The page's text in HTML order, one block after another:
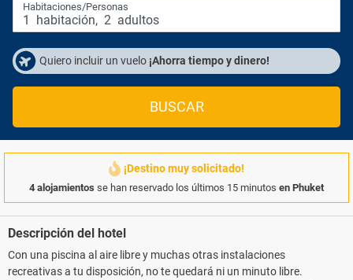
Habitaciones/Personas
1 habitación, 2 adultos
Quiero incluir un vuelo ¡Ahorra tiempo y dinero!
BUSCAR
¡Destino muy solicitado!
4 alojamientos se han reservado los últimos 15 minutos en Phuket
Descripción del hotel
Con una piscina al aire libre y muchas otras instalaciones
recreativas a tu disposición, no te quedará ni un minuto libre.